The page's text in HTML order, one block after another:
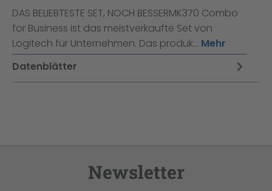
DAS BELIEBTESTE SET, NOCH BESSERMK370 Combo
for Business ist das meistverkaufte Set von
Logitech für Unternehmen. Das produk… Mehr
Datenblätter
Newsletter